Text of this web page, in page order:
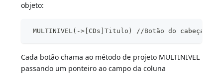
objeto:
MULTINIVEL(->[CDs]Titulo) //Botão do
Cada botão chama ao método de projeto MULTINIVEL
passando um ponteiro ao campo da coluna